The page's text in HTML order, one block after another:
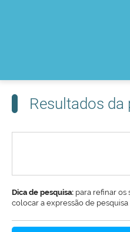
Resultados da
Dica de pesquisa: para refinar os
colocar a expressão de pesquisa